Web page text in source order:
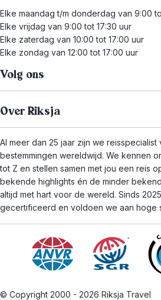
Elke maandag t/m donderdag van 9:00
Elke vrijdag van 9:00 tot 17:30 uur
Elke zaterdag van 10:00 tot 17:00 uur
Elke zondag van 12:00 tot 17:00 uur
Volg ons
Over Riksja
Al meer dan 25 jaar zijn we reisspecialist
bestemmingen wereldwijd. We kennen
tot Z en stellen samen met jou een reis
bekende highlights én de minder
altijd met hart voor de wereld. Sinds
gecertificeerd en voldoen we aan hoge
© Copyright 2000 - 2026 Riksja Travel